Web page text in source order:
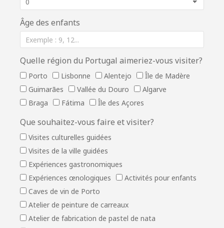
Âge des enfants
Quelle région du Portugal aimeriez-vous visiter?
Porto Lisbonne Alentejo
Île de Madère
Guimarães
Vallée du Douro
Algarve
Braga
Fátima Île des Açores
Que souhaitez-vous faire et visiter?
Visites culturelles guidées
Visites de la ville guidées
Expériences gastronomiques
Expériences œnologiques
Activités pour enfants
Caves de vin de Porto
Atelier de peinture de carreaux
Atelier de fabrication de pastel de nata